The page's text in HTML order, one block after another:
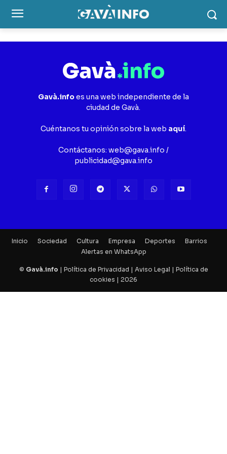
Gavà.infoes una web independiente de la
ciudad de Gavà.
Cuéntanos tu opinión sobre la web aquí.
Contáctanos: web@gava.info /
publicidad@gava.info
Inicio Sociedad Cultura Empresa Deportes
Barrios
Alertas en WhatsApp
© Gavà.info | Política de Privacidad | Aviso Legal | Política de
cookies | 2026